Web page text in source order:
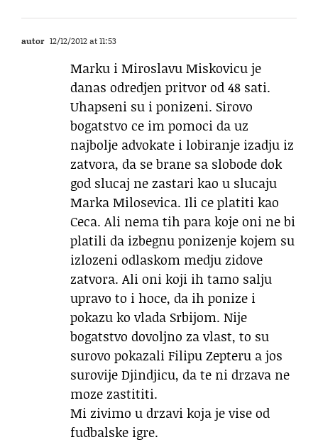
autor 12/12/2012 at 11:53
Marku i Miroslavu Miskovicu je
danas odredjen pritvor od 48 sati.
Uhapseni su i ponizeni. Sirovo
bogatstvo ce im pomoci da uz
najbolje advokate i lobiranje izadju iz
zatvora, da se brane sa slobode dok
god slucaj ne zastari kao u slucaju
Marka Milosevica. Ili ce platiti kao
Ceca. Ali nema tih para koje oni ne bi
platili da izbegnu ponizenje kojem su
izlozeni odlaskom medju zidove
zatvora. Ali oni koji ih tamo salju
upravo to i hoce, da ih ponize i
pokazu ko vlada Srbijom. Nije
bogatstvo dovoljno za vlast, to su
surovo pokazali Filipu Zepteru a jos
surovije Djindjicu, da te ni drzava ne
moze zastititi.
Mi zivimo u drzavi koja je vise od
fudbalske igre.